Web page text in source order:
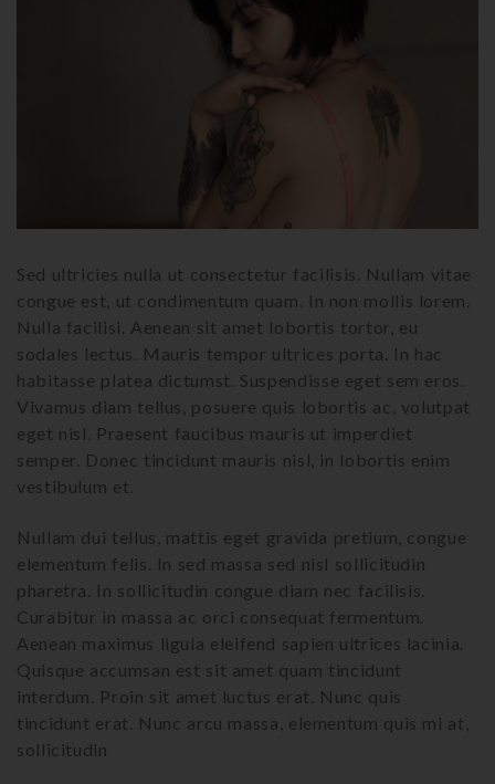
Sed ultricies nulla ut consectetur facilisis. Nullam vitae
congue est, ut condimentum quam. In non mollis lorem.
Nulla facilisi. Aenean sit amet lobortis tortor, eu
sodales lectus. Mauris tempor ultrices porta. In hac
habitasse platea dictumst. Suspendisse eget sem eros.
Vivamus diam tellus, posuere quis lobortis ac, volutpat
eget nisl. Praesent faucibus mauris ut imperdiet
semper. Donec tincidunt mauris nisl, in lobortis enim
vestibulum et.
Nullam dui tellus, mattis eget gravida pretium, congue
elementum felis. In sed massa sed nisl sollicitudin
pharetra. In sollicitudin congue diam nec facilisis.
Curabitur in massa ac orci consequat fermentum.
Aenean maximus ligula eleifend sapien ultrices lacinia.
Quisque accumsan est sit amet quam tincidunt
interdum. Proin sit amet luctus erat. Nunc quis
tincidunt erat. Nunc arcu massa, elementum quis mi at,
sollicitudin